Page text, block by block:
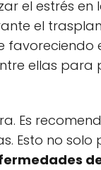
el estrés en
el
ellas para
Es
Esto no solo